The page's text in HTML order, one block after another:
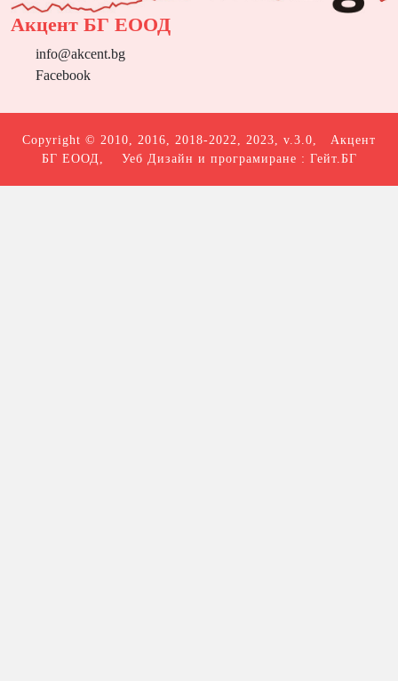
Акцент БГ ЕООД
info@akcent.bg
Facebook
Copyright © 2010, 2016, 2018-2022, 2023, v.3.0, Акцент
БГ ЕООД , Уеб Дизайн и програмиране : Гейт.БГ